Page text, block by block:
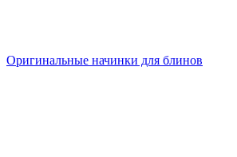
Оригинальные начинки для блинов